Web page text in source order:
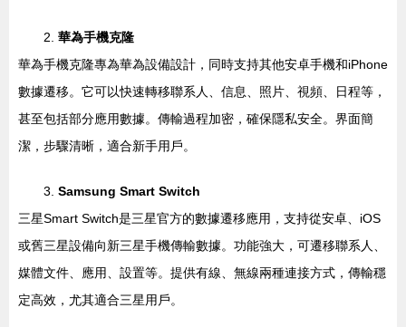
2. 華為手機克隆
華為手機克隆專為華為設備設計，同時支持其他安卓手機和iPhone
數據遷移。它可以快速轉移聯系人、信息、照片、視頻、日程等，
甚至包括部分應用數據。傳輸過程加密，確保隱私安全。界面簡
潔，步驟清晰，適合新手用戶。
3. Samsung Smart Switch
三星Smart Switch是三星官方的數據遷移應用，支持從安卓、iOS
或舊三星設備向新三星手機傳輸數據。功能強大，可遷移聯系人、
媒體文件、應用、設置等。提供有線、無線兩種連接方式，傳輸穩
定高效，尤其適合三星用戶。